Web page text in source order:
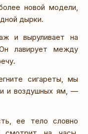
новой модели,
дырки.
и выруливает на
лавирует между
сигареты, мы
и воздушных ям, —
ее тело словно